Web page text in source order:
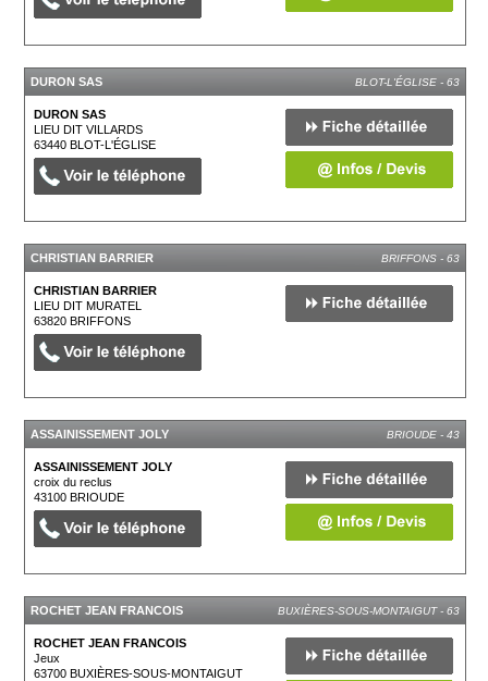
DURON SAS BLOT-L'ÉGLISE - 63
DURON SAS
LIEU DIT VILLARDS
63440BLOT-L'ÉGLISE
CHRISTIAN BARRIER BRIFFONS - 63
CHRISTIAN BARRIER
LIEU DIT MURATEL
63820BRIFFONS
ASSAINISSEMENT JOLY BRIOUDE - 43
ASSAINISSEMENT JOLY
croix du reclus
43100BRIOUDE
ROCHET JEAN FRANCOIS BUXIÈRES-SOUS-MONTAIGUT - 63
ROCHET JEAN FRANCOIS
Jeux
63700BUXIÈRES-SOUS-MONTAIGUT